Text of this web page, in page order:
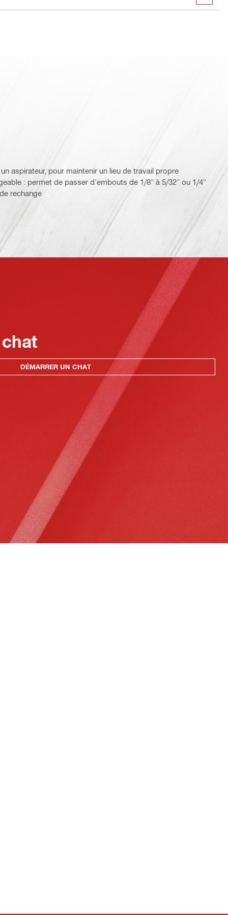
aspirateur, pour maintenir un lieu de travail propre
: permet de passer d'embouts de 1/8" à 5/32" ou 1/4"
rechange
DÉMARRER UN CHAT